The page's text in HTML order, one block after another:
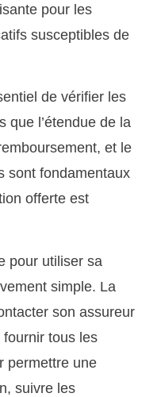
pour les
susceptibles de
de vérifier les
que l’étendue de la
et le
sont fondamentaux
offerte est
pour utiliser sa
simple. La
son assureur
tous les
permettre une
suivre les